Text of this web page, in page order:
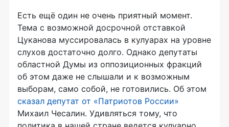
Есть ещё один не очень приятный момент.
Тема с возможной досрочной отставкой
Цуканова муссировалась в кулуарах на уровне
слухов достаточно долго. Однако депутаты
областной Думы из оппозиционных фракций
об этом даже не слышали и к возможным
выборам, само собой, не готовились. Об этом
сказал депутат от «Патриотов России»
Михаил Чесалин. Удивляться тому, что